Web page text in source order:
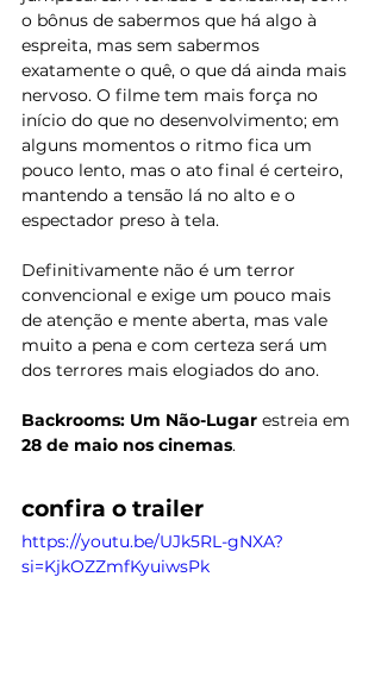
o bônus de sabermos que há algo à
espreita, mas sem sabermos
exatamente o quê, o que dá ainda mais
nervoso. O filme tem mais força no
início do que no desenvolvimento; em
alguns momentos o ritmo fica um
pouco lento, mas o ato final é certeiro,
mantendo a tensão lá no alto e o
espectador preso à tela.
​Definitivamente não é um terror
convencional e exige um pouco mais
de atenção e mente aberta, mas vale
muito a pena e com certeza será um
dos terrores mais elogiados do ano.
Backrooms: Um Não-Lugar estreia em
28 de maio nos cinemas.
confira o trailer
https://youtu.be/UJk5RL-gNXA?
si=KjkOZZmfKyuiwsPk